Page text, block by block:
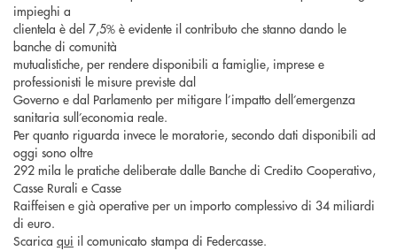
impieghi a
clientela è del 7,5% è evidente il contributo che stanno dando le
banche di comunità
mutualistiche, per rendere disponibili a famiglie, imprese e
professionisti le misure previste dal
Governo e dal Parlamento per mitigare l’impatto dell’emergenza
sanitaria sull’economia reale.
Per quanto riguarda invece le moratorie, secondo dati disponibili ad
oggi sono oltre
292 mila le pratiche deliberate dalle Banche di Credito Cooperativo,
Casse Rurali e Casse
Raiffeisen e già operative per un importo complessivo di 34 miliardi
di euro.
Scarica qui il comunicato stampa di Federcasse.